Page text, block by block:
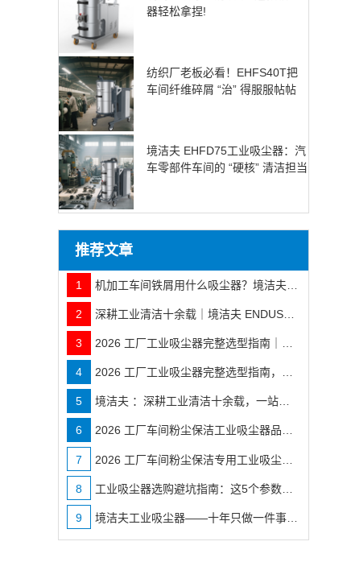
器轻松拿捏!
纺织厂老板必看！EHFS40T把
车间纤维碎屑 “治” 得服服帖帖
境洁夫 EHFD75工业吸尘器：汽
车零部件车间的 “硬核” 清洁担当
推荐文章
1 机加工车间铁屑用什么吸尘器？境洁夫工业吸尘器选型指南
2 深耕工业清洁十余载｜境洁夫 ENDUSTMAN 品牌实力与全行业落地案例
3 2026 工厂工业吸尘器完整选型指南｜按工况精准匹配境洁夫全系机型
4 2026 工厂工业吸尘器完整选型指南，按工况选不花冤枉钱
5 境洁夫 ：深耕工业清洁十余载，一站式工厂除尘解决方案服务商
6 2026 工厂车间粉尘保洁工业吸尘器品牌分类推荐
7 2026 工厂车间粉尘保洁专用工业吸尘器选型 & 推荐
8 工业吸尘器选购避坑指南：这5个参数比价格更重要
9 境洁夫工业吸尘器——十年只做一件事：让工厂车间干干净净